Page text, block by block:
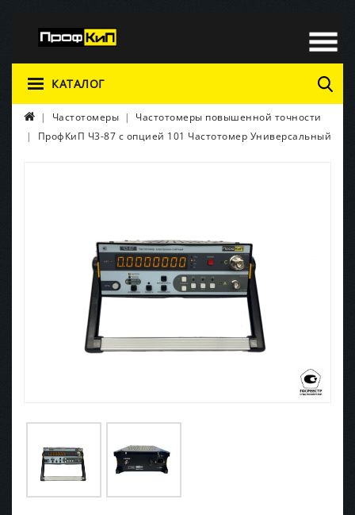
КАТАЛОГ
Частотомеры
Частотомеры повышенной точности
ПрофКиП Ч3-87 с опцией 101 Частотомер Универсальный